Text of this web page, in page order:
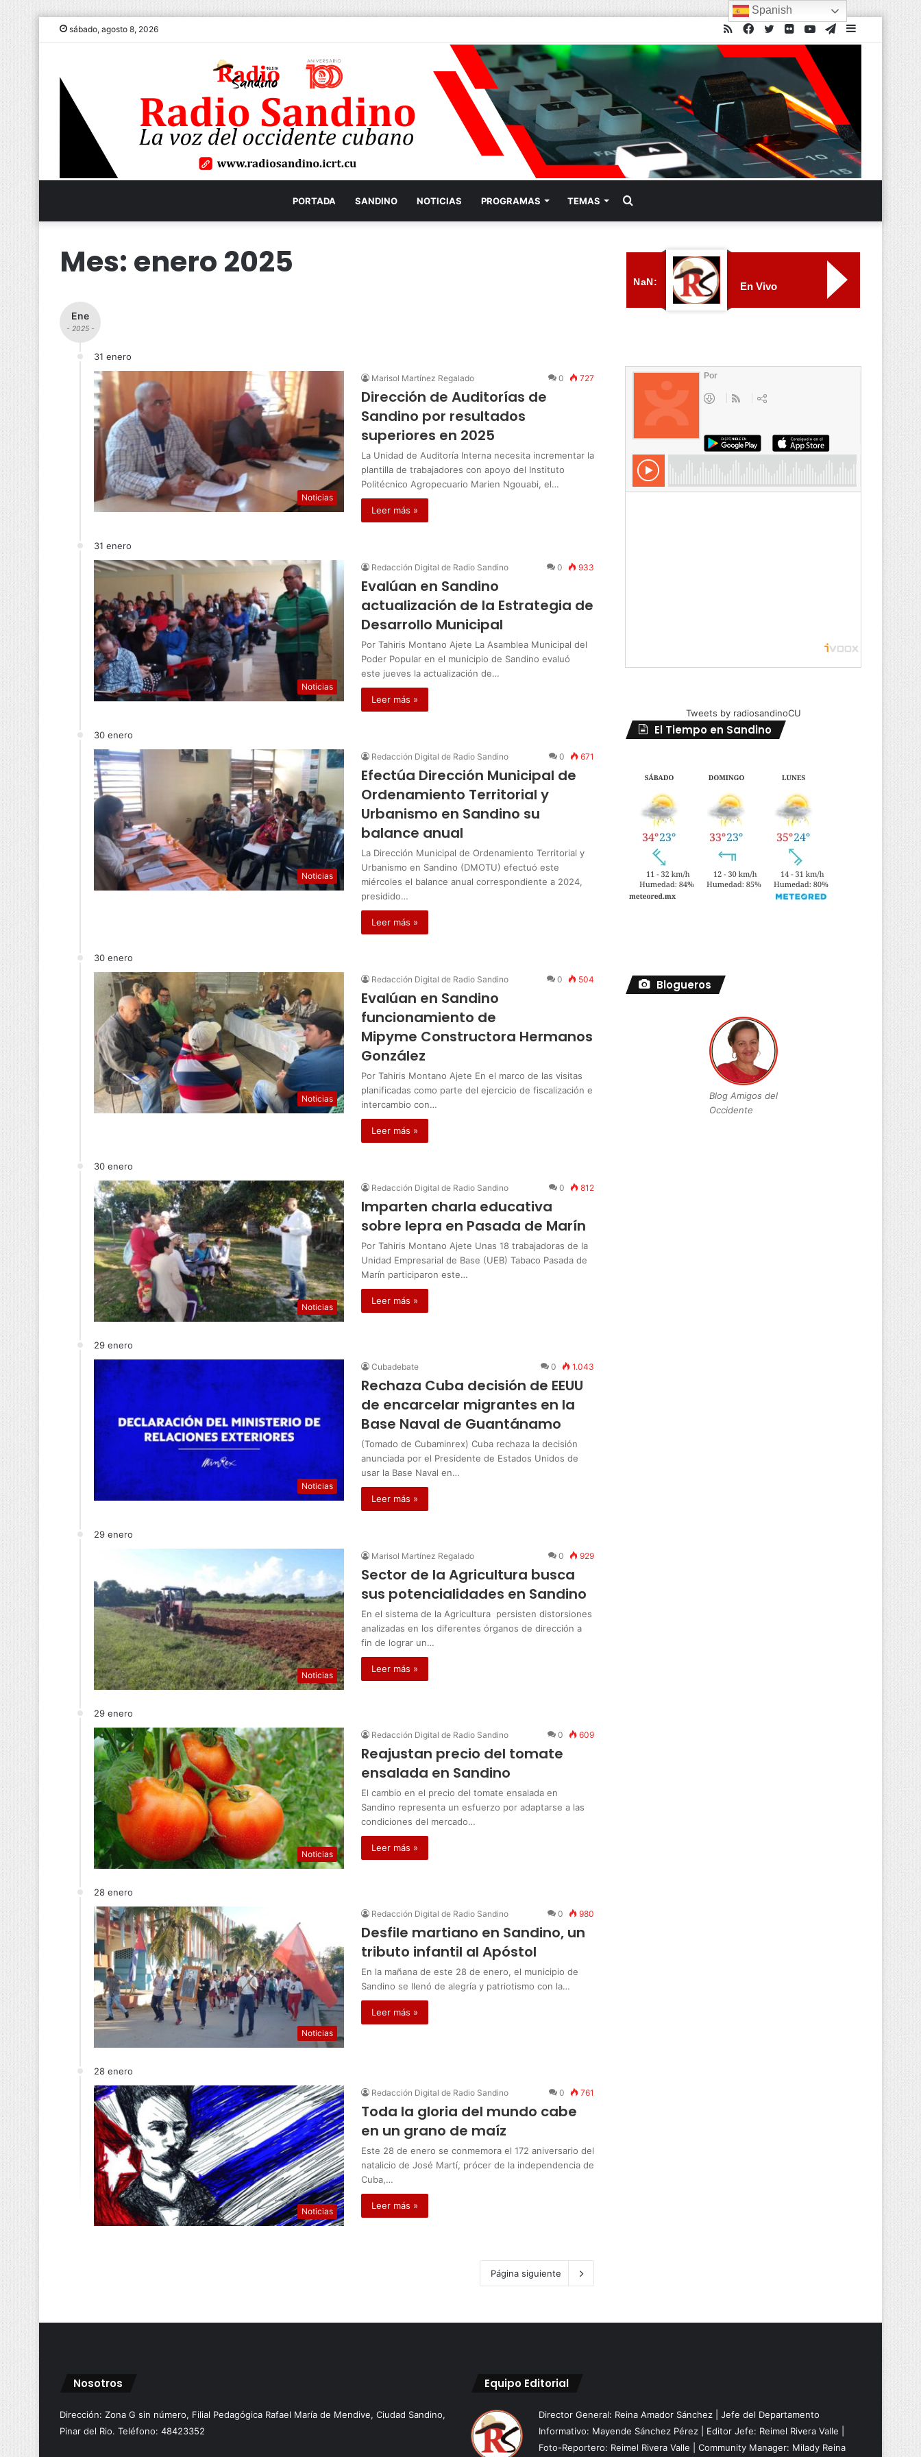
sábado, agosto 8, 2026
PORTADA SANDINO NOTICIAS PROGRAMAS TEMAS
Mes: enero 2025
Ene
- 2025 -
31 enero
Noticias
Marisol Martínez Regalado 0 727
Dirección de Auditorías de
Sandino por resultados
superiores en 2025
La Unidad de Auditoría Interna necesita incrementar la
plantilla de trabajadores con apoyo del Instituto
Politécnico Agropecuario Marien Ngouabi, el…
Leer más »
31 enero
Noticias
Redacción Digital de Radio Sandino 0 933
Evalúan en Sandino
actualización de la Estrategia de
Desarrollo Municipal
Por Tahiris Montano Ajete La Asamblea Municipal del
Poder Popular en el municipio de Sandino evaluó
este jueves la actualización de…
Leer más »
30 enero
Noticias
Redacción Digital de Radio Sandino 0 671
Efectúa Dirección Municipal de
Ordenamiento Territorial y
Urbanismo en Sandino su
balance anual
La Dirección Municipal de Ordenamiento Territorial y
Urbanismo en Sandino (DMOTU) efectuó este
miércoles el balance anual correspondiente a 2024,
presidido…
Leer más »
30 enero
Noticias
Redacción Digital de Radio Sandino 0 504
Evalúan en Sandino
funcionamiento de
Mipyme Constructora Hermanos
González
Por Tahiris Montano Ajete En el marco de las visitas
planificadas como parte del ejercicio de fiscalización e
intercambio con…
Leer más »
30 enero
Noticias
Redacción Digital de Radio Sandino 0 812
Imparten charla educativa
sobre lepra en Pasada de Marín
Por Tahiris Montano Ajete Unas 18 trabajadoras de la
Unidad Empresarial de Base (UEB) Tabaco Pasada de
Marín participaron este…
Leer más »
29 enero
Noticias
Cubadebate 0 1.043
Rechaza Cuba decisión de EEUU
de encarcelar migrantes en la
Base Naval de Guantánamo
(Tomado de Cubaminrex) Cuba rechaza la decisión
anunciada por el Presidente de Estados Unidos de
usar la Base Naval en…
Leer más »
29 enero
Noticias
Marisol Martínez Regalado 0 929
Sector de la Agricultura busca
sus potencialidades en Sandino
En el sistema de la Agricultura persisten distorsiones
analizadas en los diferentes órganos de dirección a
fin de lograr un…
Leer más »
29 enero
Noticias
Redacción Digital de Radio Sandino 0 609
Reajustan precio del tomate
ensalada en Sandino
El cambio en el precio del tomate ensalada en
Sandino representa un esfuerzo por adaptarse a las
condiciones del mercado…
Leer más »
28 enero
Noticias
Redacción Digital de Radio Sandino 0 980
Desfile martiano en Sandino, un
tributo infantil al Apóstol
En la mañana de este 28 de enero, el municipio de
Sandino se llenó de alegría y patriotismo con la…
Leer más »
28 enero
Noticias
Redacción Digital de Radio Sandino 0 761
Toda la gloria del mundo cabe
en un grano de maíz
Este 28 de enero se conmemora el 172 aniversario del
natalicio de José Martí, prócer de la independencia de
Cuba,…
Leer más »
Página siguiente
NaN: En Vivo
Tweets by radiosandinoCU
El Tiempo en Sandino
Blogueros
Blog Amigos del
Occidente
Nosotros
Dirección: Zona G sin número, Filial Pedagógica Rafael María de Mendive, Ciudad Sandino,
Pinar del Rio. Teléfono: 48423352
Equipo Editorial
Director General: Reina Amador Sánchez | Jefe del Departamento
Informativo: Mayende Sánchez Pérez | Editor Jefe: Reimel Rivera Valle |
Foto-Reportero: Reimel Rivera Valle | Community Manager: Milady Reina
Spanish